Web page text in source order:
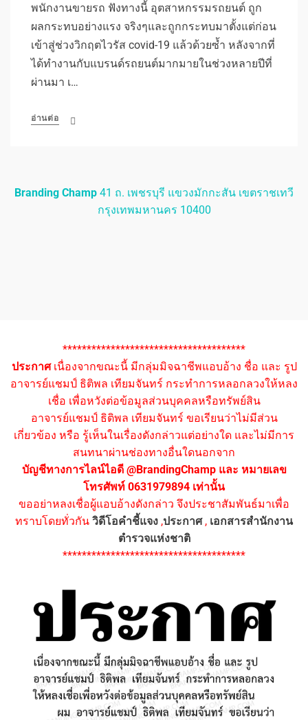
พนักงานขายรถ ฟังทางนี้ อุตสาหกรรมรถยนต์ ถูก
ผลกระทบอย่างแรง จริงๆและถูกกระทบมาตั้งแต่ก่อน
เข้าสู่ช่วงวิกฤตไวรัส covid-19 แล้วด้วยซ้ำ หลังจากที่
ได้ทำงานกับแบรนด์รถยนต์มากมายในช่วงหลายปีที่
ผ่านมา เ…
อ่านต่อ
Branding Champ 41 ถ. เพชรบุรี แขวงมักกะสัน เขตราชเทวี
กรุงเทพมหานคร 10400
**************************************
ประกาศเนื่องจากขณะนี้ มีกลุ่มมิจฉาชีพแอบอ้าง ชื่อ และ รูป
อาจารย์แชมป์ ธิติพล เทียมจันทร์ กระทำการหลอกลวงให้หลง
เชื่อ เพื่อหวังต่อข้อมูลส่วนบุคคลหรือทรัพย์สิน
อาจารย์แชมป์ ธิติพล เทียมจันทร์ ขอเรียนว่าไม่มีส่วน
เกี่ยวข้อง หรือ รู้เห็นในเรื่องดังกล่าวแต่อย่างใด และไม่มีการ
สนทนาผ่านช่องทางอื่นใดนอกจาก
บัญชีทางการไลน์ไอดี @BrandingChamp และ หมายเลข
โทรศัพท์ 0631979894 เท่านั้น
ขออย่าหลงเชื่อผู้แอบอ้างดังกล่าว จึงประชาสัมพันธ์มาเพื่อ
ทราบโดยทั่วกัน วิดีโอคำชี้แจง ,ประกาศ, เอกสารสำนักงาน
ตำรวจแห่งชาติ
**************************************